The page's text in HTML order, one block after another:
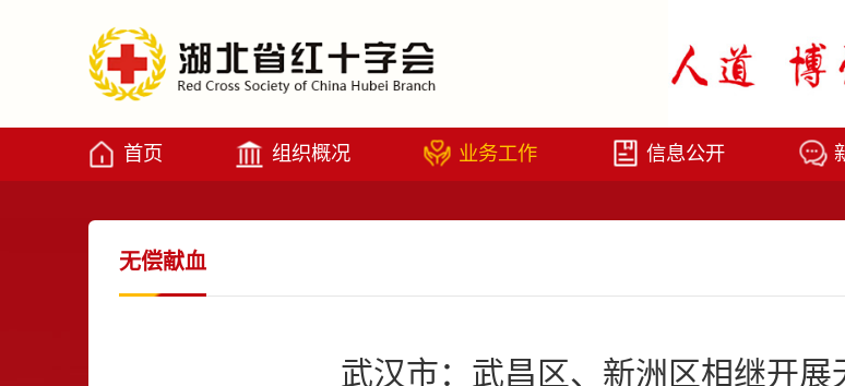
首页 组织概况 业务工作 信息公开
无偿献血
武汉市：武昌区、新洲区相继开